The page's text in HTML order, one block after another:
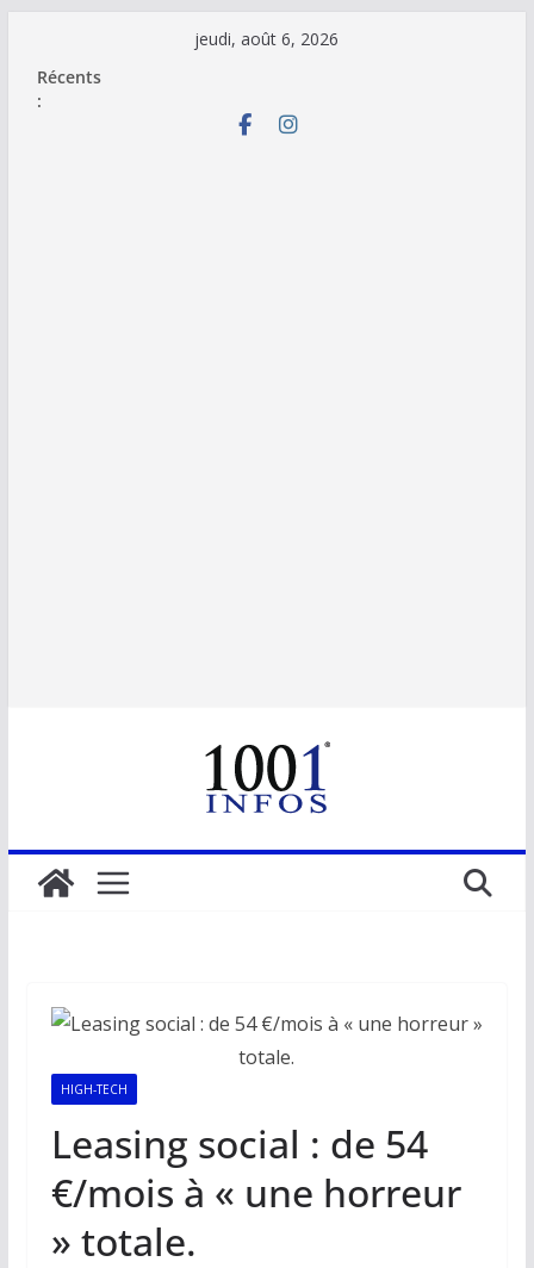
contenu
jeudi, août 6, 2026
Récents
:
HIGH-TECH
Leasing social : de 54
€/mois à « une horreur
» totale.